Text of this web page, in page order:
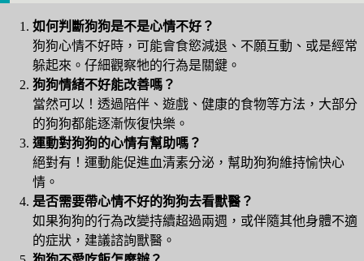
如何判斷狗狗是不是心情不好？
狗狗心情不好時，可能會食慾減退、不願互動、或是經常
躲起來。仔細觀察牠的行為是關鍵。
狗狗情緒不好能改善嗎？
當然可以！透過陪伴、遊戲、健康的食物等方法，大部分
的狗狗都能逐漸恢復快樂。
運動對狗狗的心情有幫助嗎？
絕對有！運動能促進血清素分泌，幫助狗狗維持愉快心
情。
是否需要帶心情不好的狗狗去看獸醫？
如果狗狗的行為改變持續超過兩週，或伴隨其他身體不適
的症狀，建議諮詢獸醫。